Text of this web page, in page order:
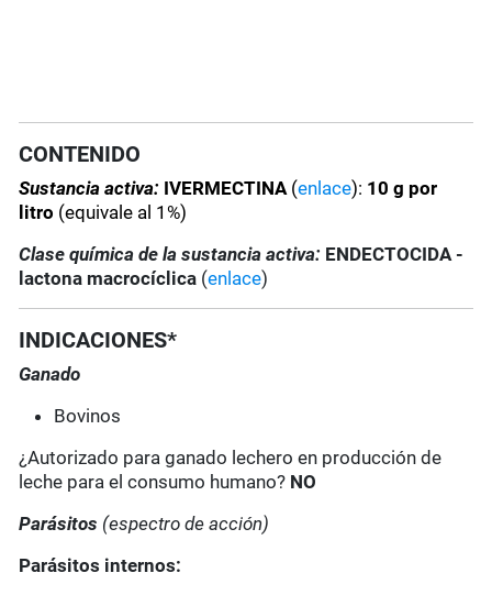
CONTENIDO
Sustancia activa: IVERMECTINA (enlace): 10 g por
litro (equivale al 1%)
Clase química de la sustancia activa: ENDECTOCIDA -
lactona macrocíclica (enlace)
INDICACIONES*
Ganado
Bovinos
¿Autorizado para ganado lechero en producción de
leche para el consumo humano? NO
Parásitos (espectro de acción)
Parásitos internos: